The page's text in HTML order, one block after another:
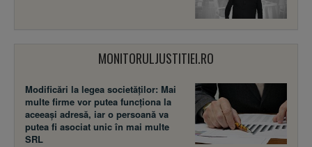
MONITORULJUSTITIEI.RO
Modificări la legea societăţilor: Mai
multe firme vor putea funcţiona la
aceeaşi adresă, iar o persoană va
putea fi asociat unic în mai multe
SRL